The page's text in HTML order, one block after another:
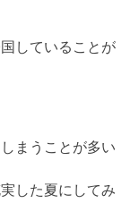
していることが
まうことが多い
した夏にしてみ